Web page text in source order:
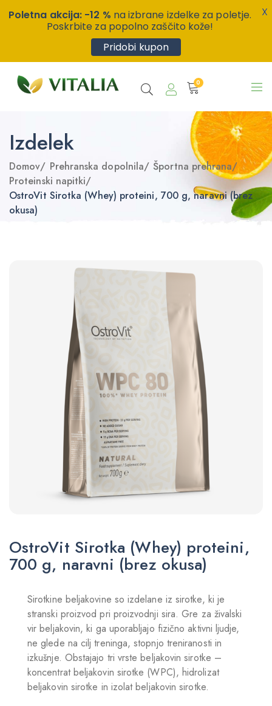
0
Izdelek
Domov/ Prehranska dopolnila/ Športna prehrana/
Proteinski napitki/
OstroVit Sirotka (Whey) proteini, 700 g, naravni (brez
okusa)
OstroVit Sirotka (Whey) proteini,
700 g, naravni (brez okusa)
Sirotkine beljakovine so izdelane iz sirotke, ki je
stranski proizvod pri proizvodnji sira. Gre za živalski
vir beljakovin, ki ga uporabljajo fizično aktivni ljudje,
ne glede na cilj treninga, stopnjo treniranosti in
izkušnje. Obstajajo tri vrste beljakovin sirotke –
koncentrat beljakovin sirotke (WPC), hidrolizat
beljakovin sirotke in izolat beljakovin sirotke.
Poletna akcija: -12 % na izbrane izdelke za poletje.
Poskrbite za popolno zaščito kože!
Pridobi kupon
X